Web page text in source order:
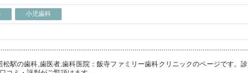
小児歯科
駅の歯科,歯医者,歯科医院：飯寺ファミリー歯科クリニックのページです。診